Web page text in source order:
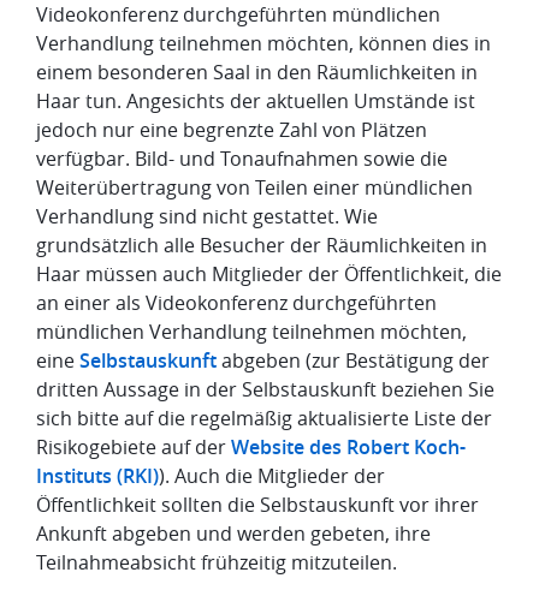
Videokonferenz durchgeführten mündlichen
Verhandlung teilnehmen möchten, können dies in
einem besonderen Saal in den Räumlichkeiten in
Haar tun. Angesichts der aktuellen Umstände ist
jedoch nur eine begrenzte Zahl von Plätzen
verfügbar. Bild- und Tonaufnahmen sowie die
Weiterübertragung von Teilen einer mündlichen
Verhandlung sind nicht gestattet. Wie
grundsätzlich alle Besucher der Räumlichkeiten in
Haar müssen auch Mitglieder der Öffentlichkeit, die
an einer als Videokonferenz durchgeführten
mündlichen Verhandlung teilnehmen möchten,
eineSelbstauskunftabgeben (zur Bestätigung der
dritten Aussage in der Selbstauskunft beziehen Sie
sich bitte auf die regelmäßig aktualisierte Liste der
Risikogebiete auf derWebsite des Robert Koch-
Instituts (RKI)). Auch die Mitglieder der
Öffentlichkeit sollten die Selbstauskunft vor ihrer
Ankunft abgeben und werden gebeten, ihre
Teilnahmeabsicht frühzeitig mitzuteilen.